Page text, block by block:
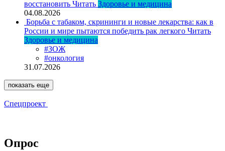
восстановить Читать Здоровье и медицина
04.08.2026
Борьба с табаком, скрининги и новые лекарства: как в
России и мире пытаются победить рак легкого Читать
Здоровье и медицина
#ЗОЖ
#онкология
31.07.2026
показать еще
Спецпроект
Опрос